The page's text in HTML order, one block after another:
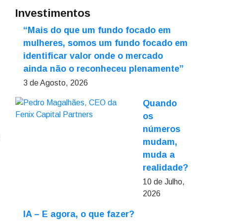
Investimentos
“Mais do que um fundo focado em
mulheres, somos um fundo focado em
identificar valor onde o mercado
ainda não o reconheceu plenamente”
3 de Agosto, 2026
Quando
os
números
mudam,
muda a
realidade?
10 de Julho,
2026
IA – E agora, o que fazer?